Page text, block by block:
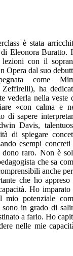
è stata
di Eleonora Buratto.
lezioni con il
Opera dal suo
come
ha
vederla nella veste
«con calma e
di sapere
Davis,
di spiegare
esempi concreti
dono raro. Non è
che sa
anche
che ho appreso
Ho imparato
mio potenziale
sono in grado di
a farlo. Ho
nelle mie